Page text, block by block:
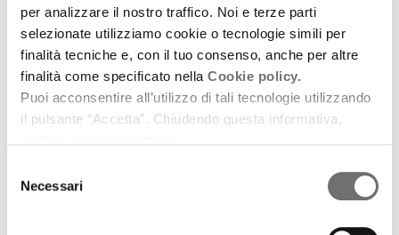
per analizzare il nostro traffico. Noi e terze parti
selezionate utilizziamo cookie o tecnologie simili per
finalità tecniche e, con il tuo consenso, anche per altre
finalità come specificato nella Cookie policy.
Puoi acconsentire all’utilizzo di tali tecnologie utilizzando
il pulsante “Accetta”. Chiudendo questa informativa,
delNecessari
1 luglio 2014
Si è riunita a Bologna la Consulta degli emiliano-
romagnoli nel mondo. La presidente ci racconta
come sono andati i tre giorni di lavori.
Ascolta downloadPodcast